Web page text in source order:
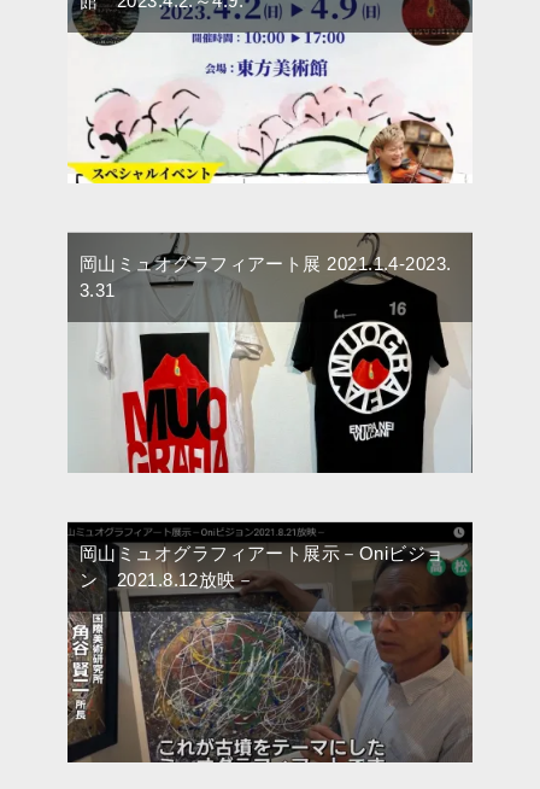
岡山ミュオグラフィアート展 2021.1.4-2023.
3.31
岡山ミュオグラフィアート展示－Oniビジョ
ン 2021.8.12放映－